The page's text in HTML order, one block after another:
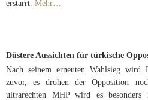
erstarrt. Mehr…
Düstere Aussichten für türkische
Nach seinem erneuten Wahlsieg wird
zuvor, es drohen der Opposition
ultrarechten MHP wird es